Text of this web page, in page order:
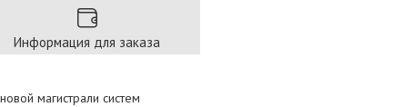
Информация для заказа
магистрали систем